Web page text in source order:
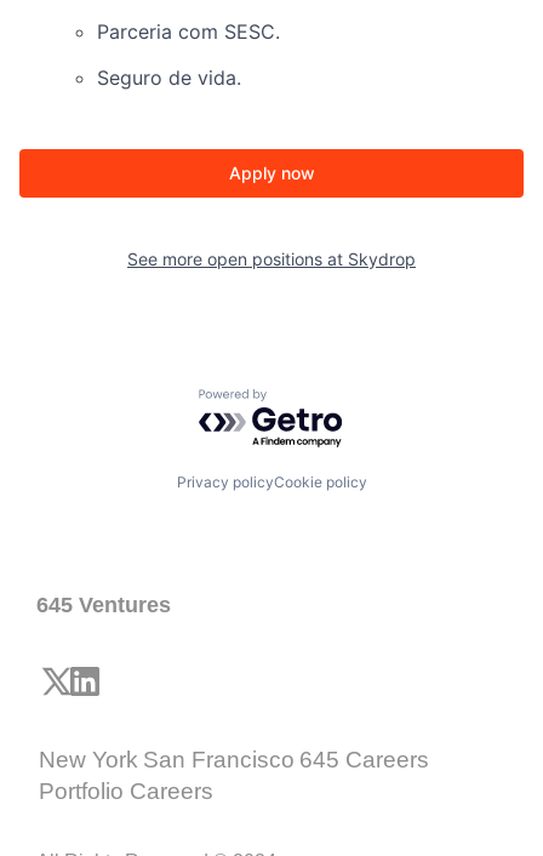
Parceria com SESC.
Seguro de vida.
Apply now
See more open positions at Skydrop
Powered by Getro.com
Privacy policyCookie policy
645 Ventures
New York San Francisco 645 Careers
Portfolio Careers